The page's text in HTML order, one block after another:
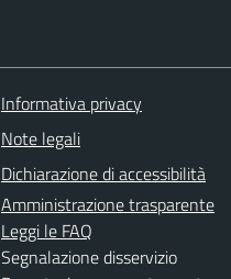
Informativa privacy
Note legali
Dichiarazione di accessibilità
Amministrazione trasparente
Leggi le FAQ
Segnalazione disservizio